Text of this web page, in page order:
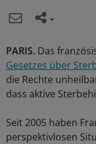
PARIS. Das
Gesetzes über
die Rechte
dass aktive
Seit 2005 haben
perspektivlosen